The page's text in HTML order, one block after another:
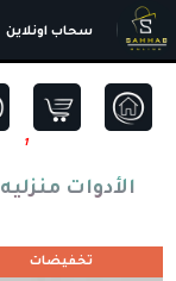
سحاب اونلاين
1
الأدوات
تخفيضات